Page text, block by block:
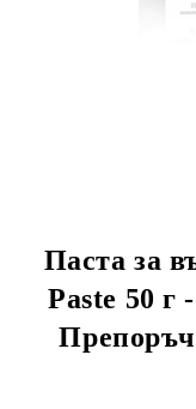
Паста за
Paste 50